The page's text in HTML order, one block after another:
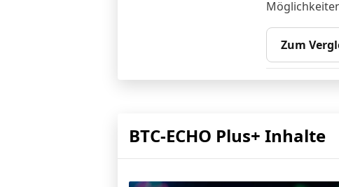
Zum
BTC-ECHO Plus+ Inhalte